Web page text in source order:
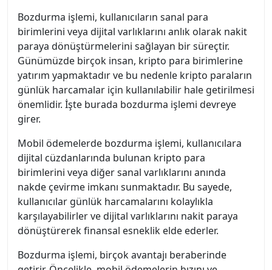
Bozdurma işlemi, kullanıcıların sanal para
birimlerini veya dijital varlıklarını anlık olarak nakit
paraya dönüştürmelerini sağlayan bir süreçtir.
Günümüzde birçok insan, kripto para birimlerine
yatırım yapmaktadır ve bu nedenle kripto paraların
günlük harcamalar için kullanılabilir hale getirilmesi
önemlidir. İşte burada bozdurma işlemi devreye
girer.
Mobil ödemelerde bozdurma işlemi, kullanıcılara
dijital cüzdanlarında bulunan kripto para
birimlerini veya diğer sanal varlıklarını anında
nakde çevirme imkanı sunmaktadır. Bu sayede,
kullanıcılar günlük harcamalarını kolaylıkla
karşılayabilirler ve dijital varlıklarını nakit paraya
dönüştürerek finansal esneklik elde ederler.
Bozdurma işlemi, birçok avantajı beraberinde